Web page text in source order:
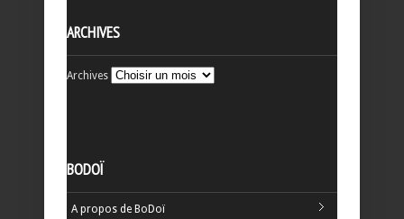
ARCHIVES
Archives
BODOÏ
A propos de BoDoï